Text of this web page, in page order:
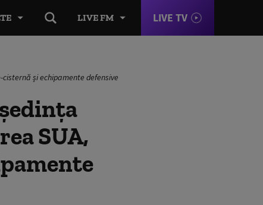
LIVE FM LIVE TV
cisternă și echipamente defensive
SUA,